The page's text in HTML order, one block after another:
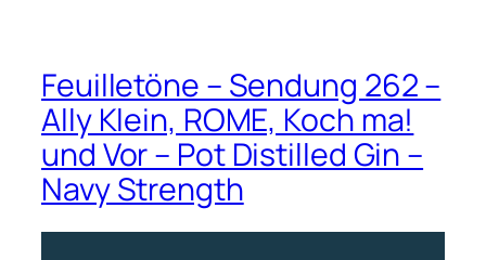
Feuilletöne – Sendung 262 –
Ally Klein, ROME, Koch ma!
und Vor – Pot Distilled Gin –
Navy Strength